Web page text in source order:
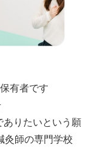
有者です
ありたいという願
灸師の専門学校